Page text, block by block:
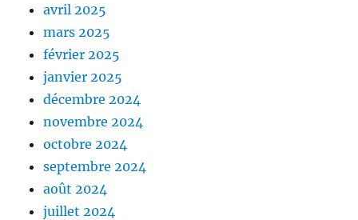
avril 2025
mars 2025
février 2025
janvier 2025
décembre 2024
novembre 2024
octobre 2024
septembre 2024
août 2024
juillet 2024